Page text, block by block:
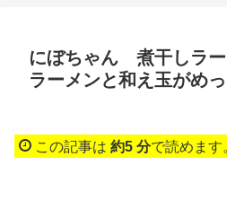
にぼちゃん 煮干しラー
ラーメンと和え玉がめ
この記事は 約5 分で読めます